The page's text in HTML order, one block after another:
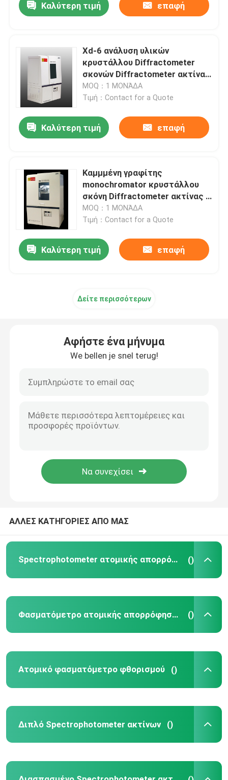
Σπίτι
Spectrophotometer ατομικής απορρόφησης
Φασματόμετρο ατομικής απορρόφησης φλογών
Διπλό Spectrophotometer ακτίνων
Υγρή χρωματογραφία υψηλής επίδοσης
Ακτίνα X Diffractometer
Φορητό φασματόμετρο τομέων
UV μοριακή φασματοσκοπία Vis
Καλύτερη τιμή επαφή
Xd-6 ανάλυση υλικών
κρυστάλλου Diffractometer
σκονών Diffractometer ακτίνας
X
MOQ：1 ΜΟΝΆΔΑ
Τιμή：Contact for a Quote
Καλύτερη τιμή επαφή
Καμμμένη γραφίτης
monochromator κρυστάλλου
σκόνη Diffractometer ακτίνας X
για τα φαρμακευτικά είδη
MOQ：1 ΜΟΝΆΔΑ
Τιμή：Contact for a Quote
Καλύτερη τιμή επαφή
Δείτε περισσότερων
Αφήστε ένα μήνυμα
We bellen je snel terug!
ΑΛΛΕΣ ΚΑΤΗΓΟΡΙΕΣ ΑΠΟ ΜΑΣ
Spectrophotometer ατομικής απορρόφησης ()
Φασματόμετρο ατομικής απορρόφησης φλογών ()
Ατομικό φασματόμετρο φθορισμού ()
Διπλό Spectrophotometer ακτίνων ()